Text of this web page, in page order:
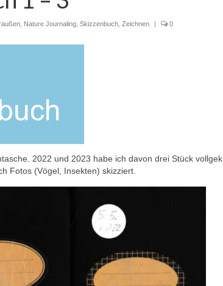
Nature Journaling Skizzenbuch Zeichnen | 0
2022 und 2023 habe ich davon drei Stück
Fotos (Vögel, Insekten) skizziert.